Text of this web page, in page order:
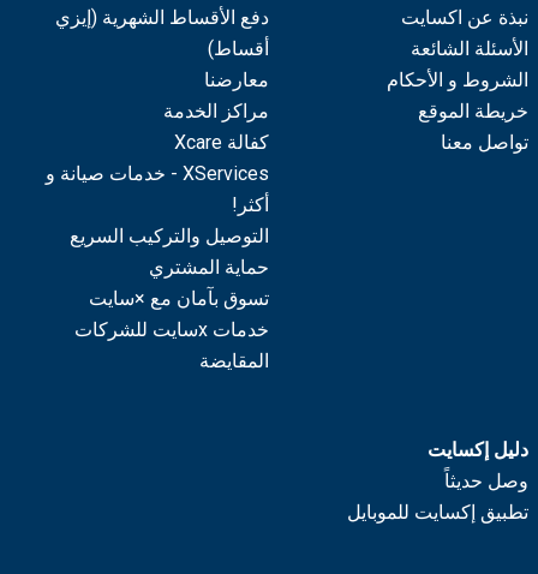
نبذة عن اكسايت
الأسئلة الشائعة
الشروط و الأحكام
خريطة الموقع
تواصل معنا
دفع الأقساط الشهرية (إيزي
أقساط)
معارضنا
مراكز الخدمة
كفالة Xcare
XServices - خدمات صيانة و
أكثر!
التوصيل والتركيب السريع
حماية المشتري
تسوق بآمان مع ×سايت
خدمات xسايت للشركات
المقايضة
دليل إكسايت
وصل حديثاً
تطبيق إكسايت للموبايل